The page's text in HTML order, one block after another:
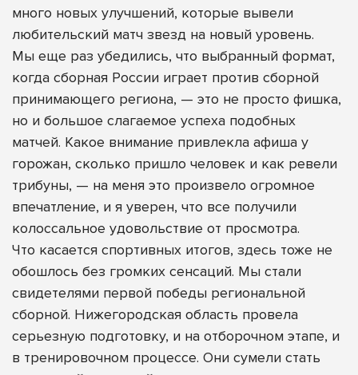
много новых улучшений, которые вывели
любительский матч звезд на новый уровень.
Мы еще раз убедились, что выбранный формат,
когда сборная России играет против сборной
принимающего региона, — это не просто фишка,
но и большое слагаемое успеха подобных
матчей. Какое внимание привлекла афиша у
горожан, сколько пришло человек и как ревели
трибуны, — на меня это произвело огромное
впечатление, и я уверен, что все получили
колоссальное удовольствие от просмотра.
Что касается спортивных итогов, здесь тоже не
обошлось без громких сенсаций. Мы стали
свидетелями первой победы региональной
сборной. Нижегородская область провела
серьезную подготовку, и на отборочном этапе, и
в тренировочном процессе. Они сумели стать